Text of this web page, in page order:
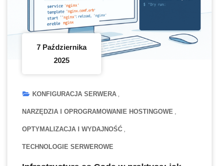
7 Października
2025
KONFIGURACJA SERWERA
NARZĘDZIA I OPROGRAMOWANIE HOSTINGOWE
OPTYMALIZACJA I WYDAJNOŚĆ
TECHNOLOGIE SERWEROWE